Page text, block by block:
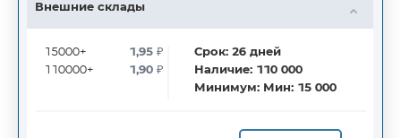
Внешние склады
15000+
110000+
1,95₽
1,90₽
Срок:26дней
Наличие: 110 000
Минимум: Мин: 15 000